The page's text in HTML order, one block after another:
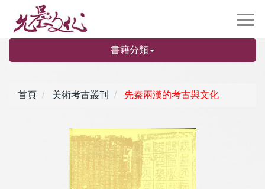
書籍分類
首頁 美術考古叢刊 先秦兩漢的考古與文化